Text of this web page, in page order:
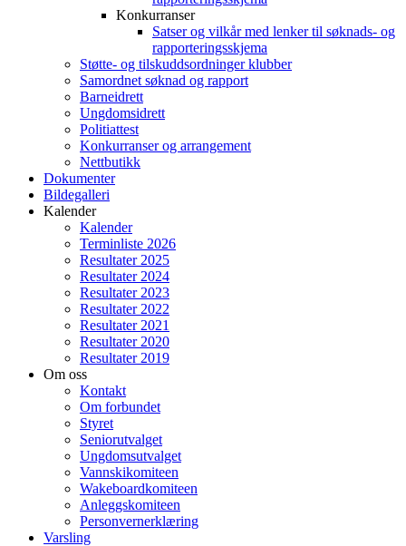
Konkurranser
Satser og vilkår med lenker til søknads- og
rapporteringsskjema
Støtte- og tilskuddsordninger klubber
Samordnet søknad og rapport
Barneidrett
Ungdomsidrett
Politiattest
Konkurranser og arrangement
Nettbutikk
Dokumenter
Bildegalleri
Kalender
Kalender
Terminliste 2026
Resultater 2025
Resultater 2024
Resultater 2023
Resultater 2022
Resultater 2021
Resultater 2020
Resultater 2019
Om oss
Kontakt
Om forbundet
Styret
Seniorutvalget
Ungdomsutvalget
Vannskikomiteen
Wakeboardkomiteen
Anleggskomiteen
Personvernerklæring
Varsling